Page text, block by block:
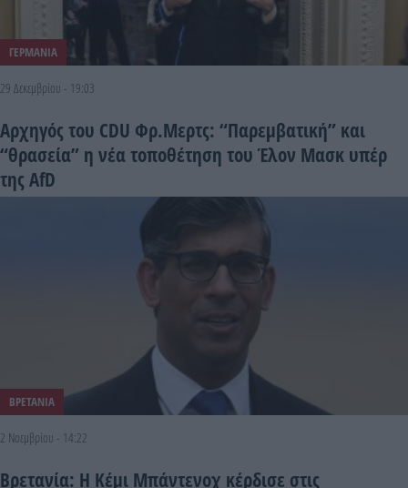
ΓΕΡΜΑΝΙΑ
29 Δεκεμβρίου - 19:03
Αρχηγός του CDU Φρ.Μερτς: “Παρεμβατική” και
“θρασεία” η νέα τοποθέτηση του Έλον Μασκ υπέρ
της AfD
ΒΡΕΤΑΝΙΑ
2 Νοεμβρίου - 14:22
Βρετανία: Η Κέμι Μπάντενοχ κέρδισε στις